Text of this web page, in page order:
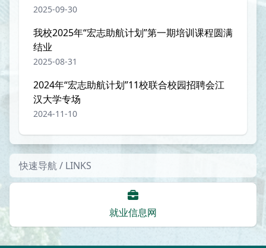
2025-09-30
我校2025年“宏志助航计划”第一期培训课程圆满
结业
2025-08-31
2024年“宏志助航计划”11校联合校园招聘会江
汉大学专场
2024-11-10
快速导航 / LINKS
就业信息网